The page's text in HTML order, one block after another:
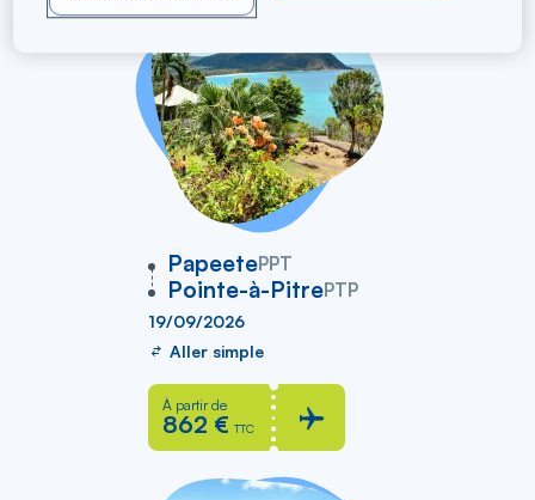
PapeetePPT
vers
Pointe-à-PitrePTP
19/09/2026
Aller simple
À partir de
862 € TTC